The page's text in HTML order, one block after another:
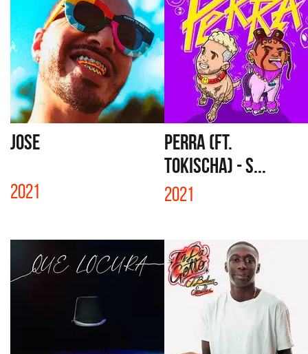
JOSE
2021
PERRA (FT.
TOKISCHA) - S...
2021